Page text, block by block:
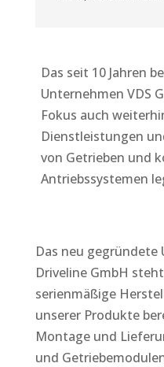
Das seit 10 Jahren
Unternehmen VDS
Fokus auch
Dienstleistungen
von Getrieben und
Antriebssystemen
Das neu gegründete
Driveline GmbH
serienmäßige
unserer Produkte
Montage und
und